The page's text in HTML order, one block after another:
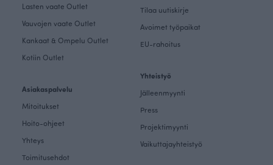
Lasten vaate Outlet
Vauvojen vaate Outlet
Kankaat & Ompelu Outlet
Kotiin Outlet
Asiakaspalvelu
Mitoitukset
Hoito-ohjeet
Yhteys
Toimitusehdot
Tilaa uutiskirje
Avoimet työpaikat
EU-rahoitus
Yhteistyö
Jälleenmyynti
Press
Projektimyynti
Vaikuttajayhteistyö